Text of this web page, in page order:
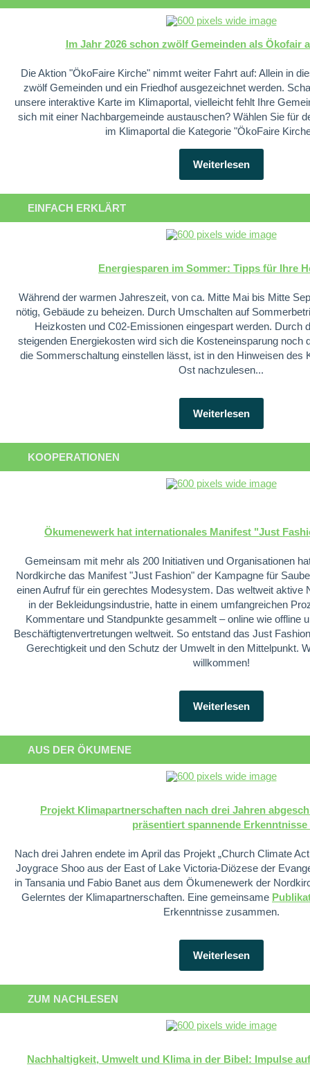
Im Jahr 2026 schon zwölf Gemeinden als Ökofair
Die Aktion "ÖkoFaire Kirche" nimmt weiter Fahrt auf: Allein in
zwölf Gemeinden und ein Friedhof ausgezeichnet werden.
unsere interaktive Karte im Klimaportal, vielleicht fehlt Ihre
sich mit einer Nachbargemeinde austauschen? Wählen Sie für
im Klimaportal die Kategorie "ÖkoFaire
Weiterlesen
EINFACH ERKLÄRT
Energiesparen im Sommer: Tipps für Ihre
Während der warmen Jahreszeit, von ca. Mitte Mai bis Mitte
nötig, Gebäude zu beheizen. Durch Umschalten auf
Heizkosten und C02-Emissionen eingespart werden. Durch
steigenden Energiekosten wird sich die Kosteneinsparung noch
die Sommerschaltung einstellen lässt, ist in den Hinweisen des
Ost nachzulesen...
Weiterlesen
KOOPERATIONEN
Ökumenewerk hat internationales Manifest "Just
Gemeinsam mit mehr als 200 Initiativen und Organisationen
Nordkirche das Manifest "Just Fashion" der Kampagne für
einen Aufruf für ein gerechtes Modesystem. Das weltweit aktive
in der Bekleidungsindustrie, hatte in einem umfangreichen
Kommentare und Standpunkte gesammelt – online wie offline
Beschäftigtenvertretungen weltweit. So entstand das Just
Gerechtigkeit und den Schutz der Umwelt in den Mittelpunkt.
willkommen!
Weiterlesen
AUS DER ÖKUMENE
Projekt Klimapartnerschaften nach drei Jahren
präsentiert spannende Erkenntnisse
Nach drei Jahren endete im April das Projekt „Church Climate
Joygrace Shoo aus der East of Lake Victoria-Diözese der
in Tansania und Fabio Banet aus dem Ökumenewerk der
Gelerntes der Klimapartnerschaften. Eine gemeinsame
Erkenntnisse zusammen.
Weiterlesen
ZUM NACHLESEN
Nachhaltigkeit, Umwelt und Klima in der Bibel: Impulse